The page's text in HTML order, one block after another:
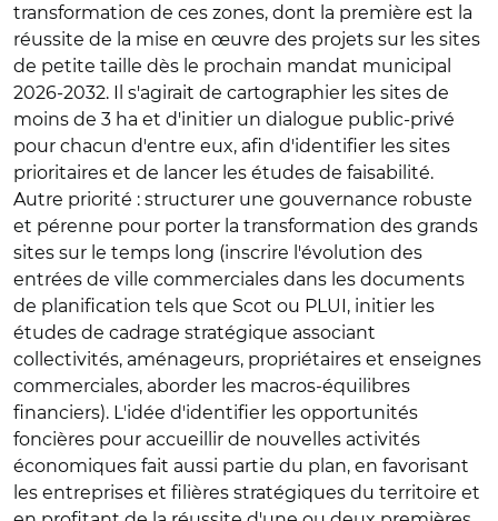
transformation de ces zones, dont la première est la
réussite de la mise en œuvre des projets sur les sites
de petite taille dès le prochain mandat municipal
2026-2032. Il s'agirait de cartographier les sites de
moins de 3 ha et d'initier un dialogue public-privé
pour chacun d'entre eux, afin d'identifier les sites
prioritaires et de lancer les études de faisabilité.
Autre priorité : structurer une gouvernance robuste
et pérenne pour porter la transformation des grands
sites sur le temps long (inscrire l'évolution des
entrées de ville commerciales dans les documents
de planification tels que Scot ou PLUI, initier les
études de cadrage stratégique associant
collectivités, aménageurs, propriétaires et enseignes
commerciales, aborder les macros-équilibres
financiers). L'idée d'identifier les opportunités
foncières pour accueillir de nouvelles activités
économiques fait aussi partie du plan, en favorisant
les entreprises et filières stratégiques du territoire et